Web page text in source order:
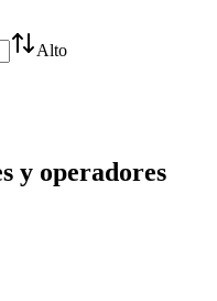
Alto
y operadores